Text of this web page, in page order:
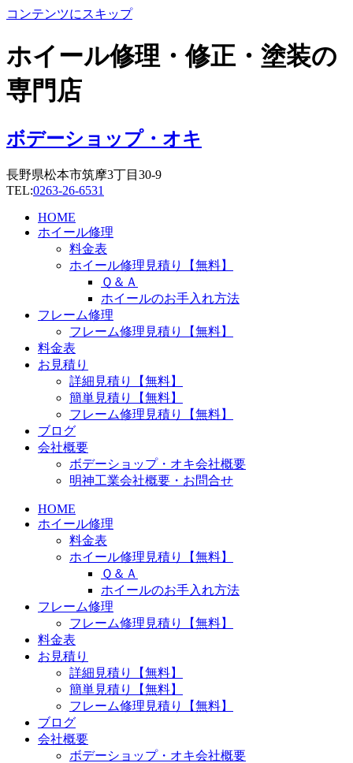
コンテンツにスキップ
ホイール修理・修正・塗装の
専門店
ボデーショップ・オキ
長野県松本市筑摩3丁目30-9
TEL:0263-26-6531
HOME
ホイール修理
料金表
ホイール修理見積り【無料】
Ｑ＆Ａ
ホイールのお手入れ方法
フレーム修理
フレーム修理見積り【無料】
料金表
お見積り
詳細見積り【無料】
簡単見積り【無料】
フレーム修理見積り【無料】
ブログ
会社概要
ボデーショップ・オキ会社概要
明神工業会社概要・お問合せ
HOME
ホイール修理
料金表
ホイール修理見積り【無料】
Ｑ＆Ａ
ホイールのお手入れ方法
フレーム修理
フレーム修理見積り【無料】
料金表
お見積り
詳細見積り【無料】
簡単見積り【無料】
フレーム修理見積り【無料】
ブログ
会社概要
ボデーショップ・オキ会社概要